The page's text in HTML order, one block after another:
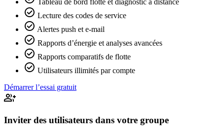
Tableau de bord flotte et diagnostic à distance
check_circle Lecture des codes de service
check_circle Alertes push et e-mail
check_circle Rapports d’énergie et analyses avancées
check_circle Rapports comparatifs de flotte
check_circle Utilisateurs illimités par compte
Démarrer l’essai gratuit
group_add
Inviter des utilisateurs dans votre groupe